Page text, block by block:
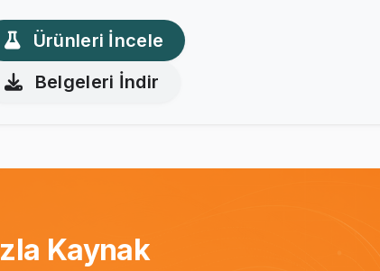
Ürünleri İncele
Belgeleri İndir
Kaynak